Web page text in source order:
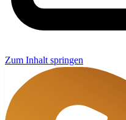
Zum Inhalt springen